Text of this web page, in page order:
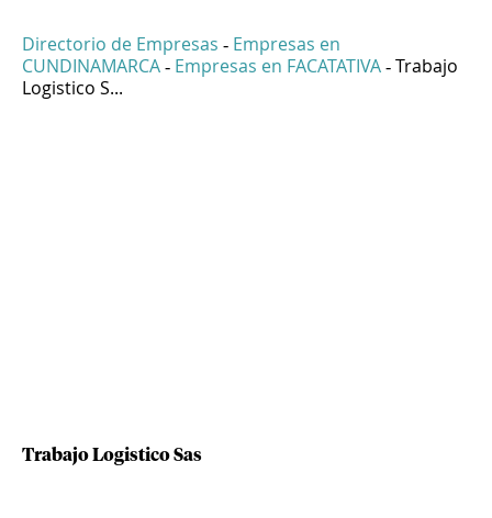
Directorio de Empresas - Empresas en
CUNDINAMARCA - Empresas en FACATATIVA - Trabajo
Logistico S...
Trabajo Logistico Sas